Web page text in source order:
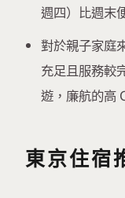
週四）比週末
對於親子家庭
充足且服務較
遊，廉航的高
東京住宿